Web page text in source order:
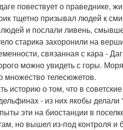
повествует о праведнике,
тщетно призывал людей к
и послали ливень,
старика захоронили на
связанная с кара -
можно увидеть с горы.
множество телесюжетов.
о том, что в
- из них якобы
эти на биостанции в
но вышел из-под контроля и